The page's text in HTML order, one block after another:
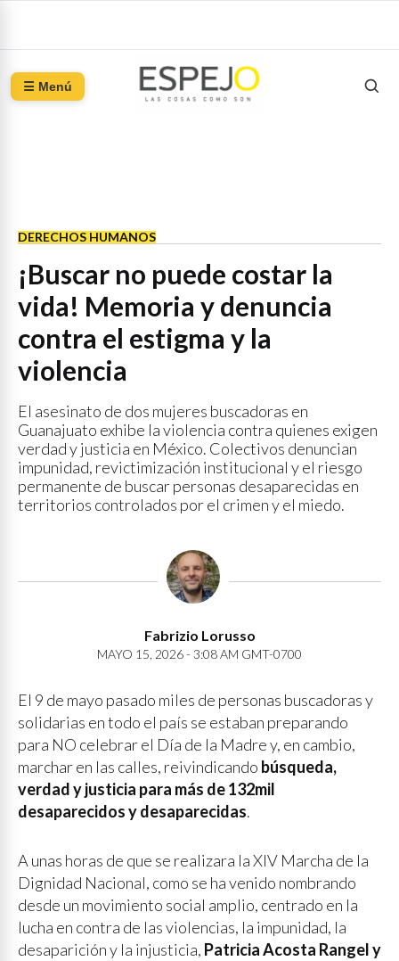
☰ Menú
DERECHOS HUMANOS
¡Buscar no puede costar la
vida! Memoria y denuncia
contra el estigma y la
violencia
El asesinato de dos mujeres buscadoras en
Guanajuato exhibe la violencia contra quienes exigen
verdad y justicia en México. Colectivos denuncian
impunidad, revictimización institucional y el riesgo
permanente de buscar personas desaparecidas en
territorios controlados por el crimen y el miedo.
Fabrizio Lorusso
MAYO 15, 2026 - 3:08 AM GMT-0700
El 9 de mayo pasado miles de personas buscadoras y
solidarias en todo el país se estaban preparando
para NO celebrar el Día de la Madre y, en cambio,
marchar en las calles, reivindicando búsqueda,
verdad y justicia para más de 132mil
desaparecidos y desaparecidas.
A unas horas de que se realizara la XIV Marcha de la
Dignidad Nacional, como se ha venido nombrando
desde un movimiento social amplio, centrado en la
lucha en contra de las violencias, la impunidad, la
desaparición y la injusticia, Patricia Acosta Rangel y